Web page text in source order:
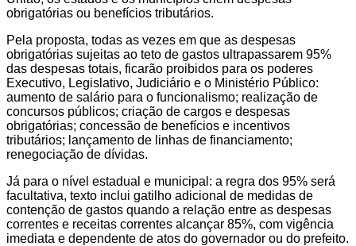
obrigatórias ou benefícios tributários.
Pela proposta, todas as vezes em que as despesas
obrigatórias sujeitas ao teto de gastos ultrapassarem 95%
das despesas totais, ficarão proibidos para os poderes
Executivo, Legislativo, Judiciário e o Ministério Público:
aumento de salário para o funcionalismo; realização de
concursos públicos; criação de cargos e despesas
obrigatórias; concessão de benefícios e incentivos
tributários; lançamento de linhas de financiamento;
renegociação de dívidas.
Já para o nível estadual e municipal: a regra dos 95% será
facultativa, texto inclui gatilho adicional de medidas de
contenção de gastos quando a relação entre as despesas
correntes e receitas correntes alcançar 85%, com vigência
imediata e dependente de atos do governador ou do prefeito.